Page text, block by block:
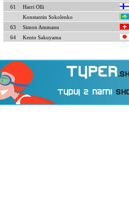
61
Harri Olli
Konstantin Sokolenko
63
Simon Ammann
64
Kento Sakuyama